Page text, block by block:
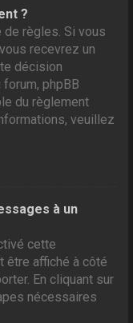
?
de règles. Si vous
recevrez un
décision
forum, phpBB
du règlement
veuillez
à un
cette
être affiché à côté
En cliquant sur
nécessaires